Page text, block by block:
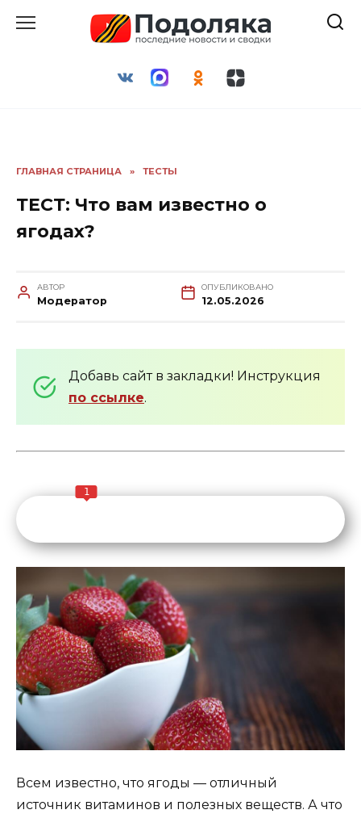
ГЛАВНАЯ СТРАНИЦА » ТЕСТЫ
ТЕСТ: Что вам известно о
ягодах?
АВТОР
Модератор
ОПУБЛИКОВАНО
12.05.2026
Добавь сайт в закладки! Инструкция
по ссылке.
1
Всем известно, что ягоды — отличный
источник витаминов и полезных веществ. А что